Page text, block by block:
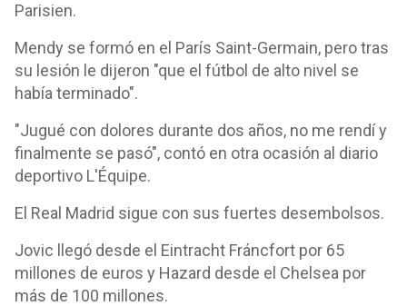
Parisien.
Mendy se formó en el París Saint-Germain, pero tras
su lesión le dijeron "que el fútbol de alto nivel se
había terminado".
"Jugué con dolores durante dos años, no me rendí y
finalmente se pasó", contó en otra ocasión al diario
deportivo L'Équipe.
El Real Madrid sigue con sus fuertes desembolsos.
Jovic llegó desde el Eintracht Fráncfort por 65
millones de euros y Hazard desde el Chelsea por
más de 100 millones.